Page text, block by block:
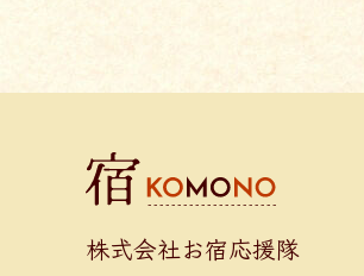
株式会社お宿応援隊